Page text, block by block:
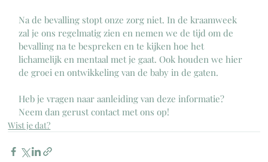
Na de bevalling stopt onze zorg niet. In de kraamweek
zal je ons regelmatig zien en nemen we de tijd om de
bevalling na te bespreken en te kijken hoe het
lichamelijk en mentaal met je gaat. Ook houden we hier
de groei en ontwikkeling van de baby in de gaten.
Heb je vragen naar aanleiding van deze informatie?
Neem dan gerust contact met ons op!
Wist je dat?